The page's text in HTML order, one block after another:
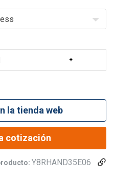
la tienda web
cotización
Y8RHAND35E06